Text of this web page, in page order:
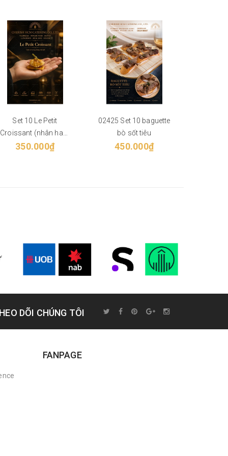
Set 10 Le Petit
Croissant (nhân ham
cheese)
350.000₫
02425 Set 10 baguette
bò sốt tiêu
450.000₫
DÕI CHÚNG TÔI
FANPAGE